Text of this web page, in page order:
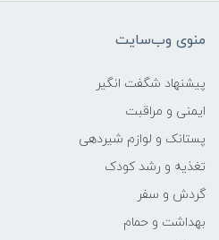
منوی وب‌سایت
پیشنهاد شگفت انگیر
ایمنی و مراقبت
پستانک و لوازم شیردهی
تغذیه و رشد کودک
گردش و سفر
بهداشت و حمام